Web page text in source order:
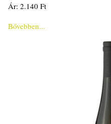
Ár: 2.140 Ft
Bővebben...